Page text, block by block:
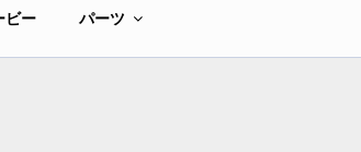
ビー パーツ